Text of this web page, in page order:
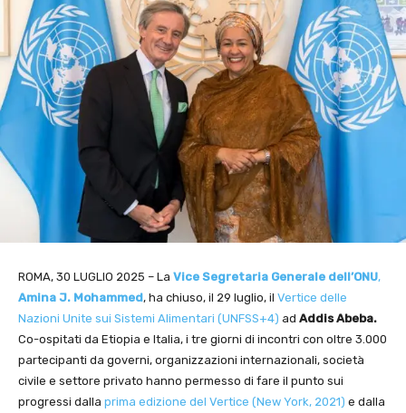
ROMA, 30 LUGLIO 2025 – La Vice Segretaria Generale dell’ONU,
Amina J. Mohammed, ha chiuso, il 29 luglio, il Vertice delle
Nazioni Unite sui Sistemi Alimentari (UNFSS+4) ad Addis Abeba.
Co-ospitati da Etiopia e Italia, i tre giorni di incontri con oltre 3.000
partecipanti da governi, organizzazioni internazionali, società
civile e settore privato hanno permesso di fare il punto sui
progressi dalla prima edizione del Vertice (New York, 2021) e dalla